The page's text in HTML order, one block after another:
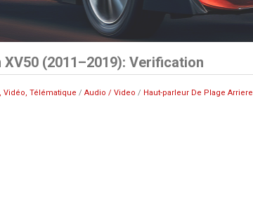
(2011–2019): Verification
Vidéo, Télématique / Audio / Video / Haut-parleur De Plage Arriere